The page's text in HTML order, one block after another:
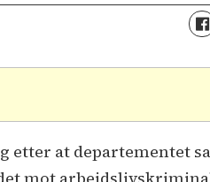
etter at departementet